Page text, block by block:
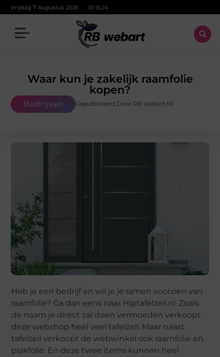
Vrijdag 7 Augustus 2026 01:15:25
Waar kun je zakelijk raamfolie
kopen?
Bedrijven Gepubliceerd Door RB Webart.nl
Heb je een bedrijf en wil je je ramen voorzien van
raamfolie? Ga dan eens naar Hiptafelzeil.nl. Zoals
de naam je direct zal doen vermoeden verkoopt
deze webshop heel veel tafelzeil. Maar naast
tafelzeil verkoopt de webwinkel ook raamfolie en
plakfolie. En deze twee items kunnen heel